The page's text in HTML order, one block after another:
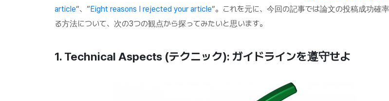
article“、”Eight reasons I rejected your article“。これを元に、今回の記事では論文の投稿成功確
る方法について、次の3つの観点から探ってみたいと思います。
1. Technical Aspects (テクニック): ガイドラインを遵守せよ